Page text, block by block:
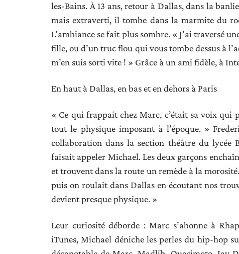
les-Bains. À 13 ans, retour à Dallas, dans la
mais extraverti, il tombe dans la marmite du
L’ambiance se fait plus sombre. « J’ai traversé
fille, ou d’un truc flou qui vous tombe dessus à
m’en suis sorti vite ! » Grâce à un ami fidèle, à
En haut à Dallas, en bas et en dehors à Paris
« Ce qui frappait chez Marc, c’était sa voix qui
tout le physique imposant à l’époque. »
collaboration dans la section théâtre du lycée
faisait appeler Michael. Les deux garçons
et trouvent dans la route un remède à la
puis on roulait dans Dallas en écoutant nos
devient presque physique. »
Leur curiosité déborde : Marc s’abonne à
iTunes, Michael déniche les perles du hip-hop